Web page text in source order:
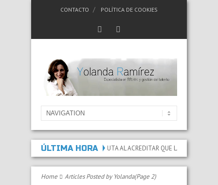
CONTACTO POLÍTICA DE COOKIES
ÚLTIMA HORA
PERMANENTE ABSOLUTA AL ACREDITAR QUE LAS LESIONES Y
Home Articles Posted by Yolanda(Page 2)